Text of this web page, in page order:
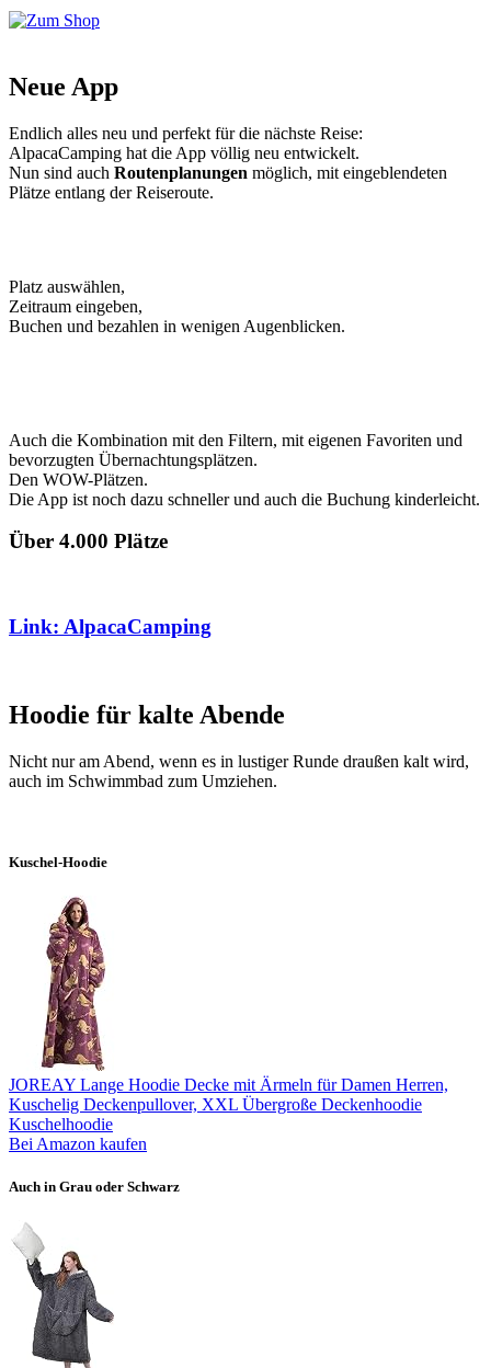
Neue App
Endlich alles neu und perfekt für die nächste Reise:
AlpacaCamping hat die App völlig neu entwickelt.
Nun sind auch Routenplanungen möglich, mit eingeblendeten
Plätze entlang der Reiseroute.
Platz auswählen,
Zeitraum eingeben,
Buchen und bezahlen in wenigen Augenblicken.
Auch die Kombination mit den Filtern, mit eigenen Favoriten und
bevorzugten Übernachtungsplätzen.
Den WOW-Plätzen.
Die App ist noch dazu schneller und auch die Buchung kinderleicht.
Über 4.000 Plätze
Link: AlpacaCamping
Hoodie für kalte Abende
Nicht nur am Abend, wenn es in lustiger Runde draußen kalt wird,
auch im Schwimmbad zum Umziehen.
Kuschel-Hoodie
JOREAY Lange Hoodie Decke mit Ärmeln für Damen Herren,
Kuschelig Deckenpullover, XXL Übergroße Deckenhoodie
Kuschelhoodie
Bei Amazon kaufen
Auch in Grau oder Schwarz